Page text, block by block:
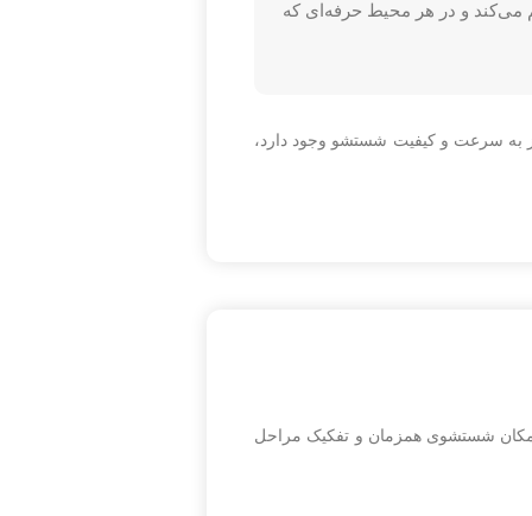
فراهم می‌کند و در هر محیط حرفه‌ای که
نیاز به سرعت و کیفیت شستشو وجود دارد،
آن امکان شستشوی همزمان و تفکیک مراحل